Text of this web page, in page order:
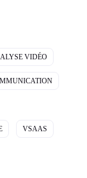
VIDÉO
VSAAS